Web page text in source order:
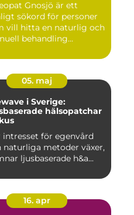
Gnosjö är ett
sökord för personer
vill hitta en naturlig och
behandling...
05. maj
i Sverige:
hälsopatchar
intresset för egenvård
naturliga metoder växer,
ljusbaserade h&a...
16. apr